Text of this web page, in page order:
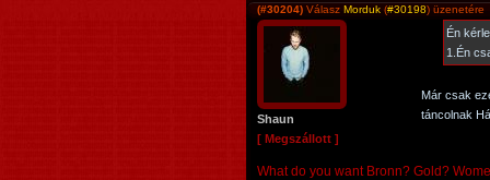
(#30204) Válasz Morduk (#30198) üzenetére
Shaun
[ Megszállott ]
Én
1.Én
Már csak
táncolnak
What do you want Bronn? Gold?